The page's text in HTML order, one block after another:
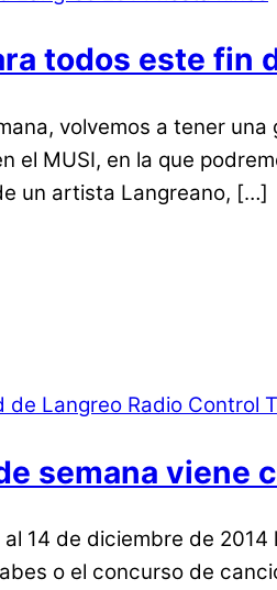
todos este fin
volvemos a tener
el MUSI, en la que
un artista Langreano, […]
semana viene
al 14 de diciembre de
o el concurso de